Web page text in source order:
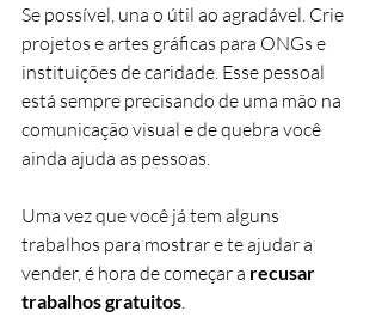
Se possível, una o útil ao agradável. Crie
projetos e artes gráficas para ONGs e
instituições de caridade. Esse pessoal
está sempre precisando de uma mão na
comunicação visual e de quebra você
ainda ajuda as pessoas.
Uma vez que você já tem alguns
trabalhos para mostrar e te ajudar a
vender, é hora de começar a recusar
trabalhos gratuitos